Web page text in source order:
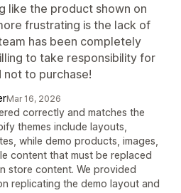
like the product shown on
frustrating is the lack of
has been completely
to take responsibility for
not to purchase!
Mar 16, 2026
correctly and matches the
themes include layouts,
while demo products, images,
content that must be replaced
store content. We provided
replicating the demo layout and